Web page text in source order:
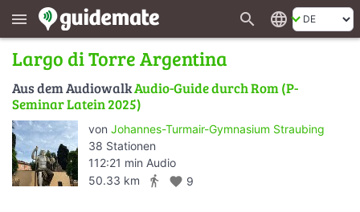
menu search language
Largo di Torre Argentina
Aus dem AudiowalkAudio-Guide durch Rom (P-
Seminar Latein 2025)
von Johannes-Turmair-Gymnasium Straubing
38 Stationen
112:21 min Audio
50.33 km
directions_walk favorite 9